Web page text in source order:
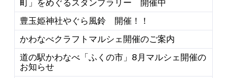
町」をめぐるスタンプラリー 開催中
豊玉姫神社やぐら風鈴 開催！！
かわなべクラフトマルシェ開催のご案内
道の駅かわなべ「ふくの市」8月マルシェ開催の
お知らせ